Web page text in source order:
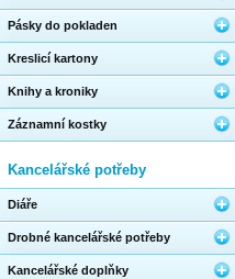
Pásky do pokladen
Kreslicí kartony
Knihy a kroniky
Záznamní kostky
Kancelářské potřeby
Diáře
Drobné kancelářské potřeby
Kancelářské doplňky